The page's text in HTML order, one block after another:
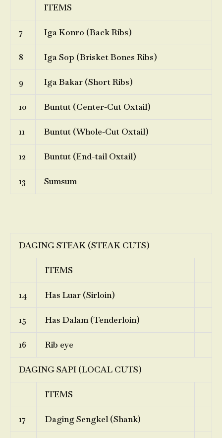
ITEMS
7 Iga Konro (Back Ribs)
8 Iga Sop (Brisket Bones Ribs)
9 Iga Bakar (Short Ribs)
10 Buntut (Center-Cut Oxtail)
11 Buntut (Whole-Cut Oxtail)
12 Buntut (End-tail Oxtail)
13 Sumsum
DAGING STEAK (STEAK CUTS)
ITEMS
14 Has Luar (Sirloin)
15 Has Dalam (Tenderloin)
16 Rib eye
DAGING SAPI (LOCAL CUTS)
ITEMS
17 Daging Sengkel (Shank)